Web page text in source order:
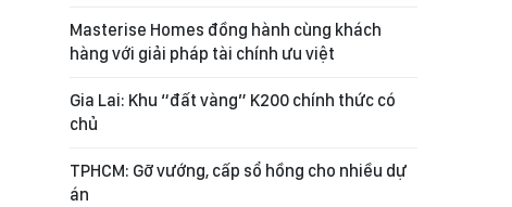
Masterise Homes đồng hành cùng khách
hàng với giải pháp tài chính ưu việt
Gia Lai: Khu “đất vàng” K200 chính thức có
chủ
TPHCM: Gỡ vướng, cấp sổ hồng cho nhiều dự
án